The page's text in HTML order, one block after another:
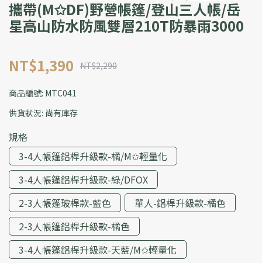
攜帶(M✩DF)野營帳篷/登山三人帳/岳
星高山防水防風雙層210T防暴雨3000
NT$1,390 NT$2,290
商品編號: MTC041
供貨狀況: 尚有庫存
規格
3-4人帳篷鋁桿升級款-橘/M✩輕量化
3-4人帳篷鋁桿升級款-綠/DFOX
2-3人帳篷玻桿款-藍色
單人-鋁桿升級款-橘色
2-3人帳篷鋁桿升級款-橘色
3-4人帳篷鋁桿升級款-天藍/M✩輕量化